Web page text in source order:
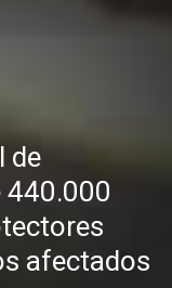
de
440.000
afectados